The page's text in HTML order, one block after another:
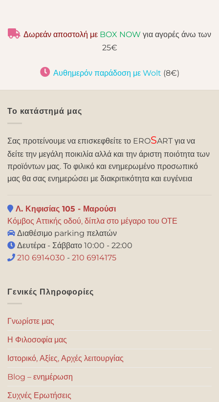
Δωρεάν αποστολή με BOX NOW για αγορές άνω των
25€
Αυθημερόν παράδοση με Wolt (8€)
Το κατάστημά μας
Σας προτείνουμε να επισκεφθείτε το EROSART για να
δείτε την μεγάλη ποικιλία αλλά και την άριστη ποιότητα των
προϊόντων μας. Το φιλικό και ενημερωμένο προσωπικό
μας θα σας ενημερώσει με διακριτικότητα και ευγένεια
Λ. Κηφισίας 105 - Μαρούσι
Κόμβος Αττικής οδού, δίπλα στο μέγαρο του ΟΤΕ
Διαθέσιμο parking πελατών
Δευτέρα - Σάββατο 10:00 - 22:00
210 6914030 - 210 6914175
Γενικές Πληροφορίες
Γνωρίστε μας
Η Φιλοσοφία μας
Ιστορικό, Αξίες, Αρχές λειτουργίας
Blog – ενημέρωση
Συχνές Ερωτήσεις